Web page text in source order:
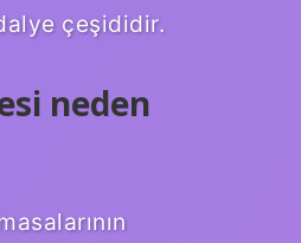
çeşididir.
neden